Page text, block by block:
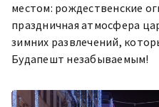
местом: рождественские
праздничная атмосфера
зимних развлечений,
Будапешт незабываемым!